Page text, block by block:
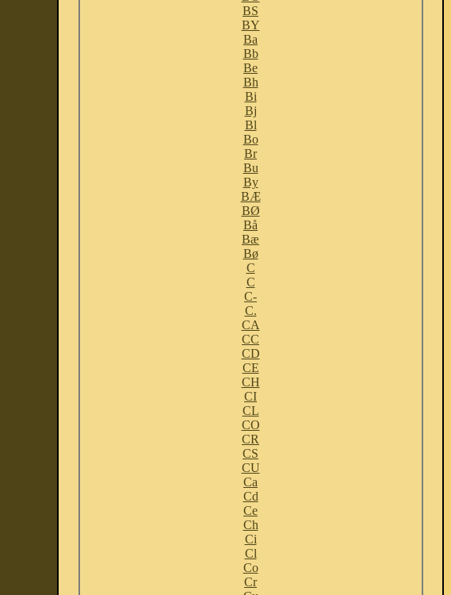
BS
BY
Ba
Bb
Be
Bh
Bi
Bj
Bl
Bo
Br
Bu
By
BÆ
BØ
Bå
Bæ
Bø
C
C
C-
C.
CA
CC
CD
CE
CH
CI
CL
CO
CR
CS
CU
Ca
Cd
Ce
Ch
Ci
Cl
Co
Cr